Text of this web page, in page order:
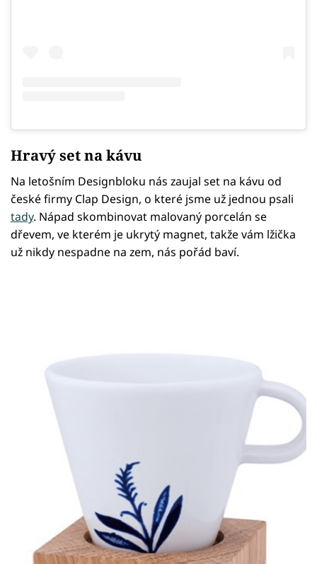
Hravý set na kávu
Na letošním Designbloku nás zaujal set na kávu od
české firmy Clap Design, o které jsme už jednou psali
tady. Nápad skombinovat malovaný porcelán se
dřevem, ve kterém je ukrytý magnet, takže vám lžička
už nikdy nespadne na zem, nás pořád baví.